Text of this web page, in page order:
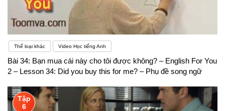
Thể loại khác Video Học tiếng Anh
Bài 34: Bạn mua cái này cho tôi được không? – English For You
2 – Lesson 34: Did you buy this for me? – Phụ đề song ngữ
Tập
6